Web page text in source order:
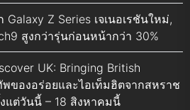
Z Series เจเนอเรชันใหม่,
สูงกว่ารุ่นก่อนหน้ากว่า 30%
UK: Bringing British
ของอร่อยและไอเท็มฮิตจากสหราช
แต่วันนี้ – 18 สิงหาคมนี้